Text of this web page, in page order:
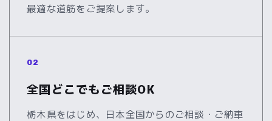
最適な道筋をご提案します。
02
全国どこでもご相談OK
栃木県をはじめ、日本全国からのご相談・ご納車